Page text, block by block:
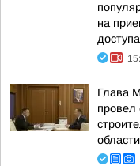
на
Глава
провел
области